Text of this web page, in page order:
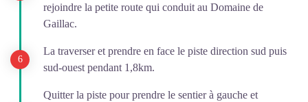
rejoindre la petite route qui conduit au Domaine de
Gaillac.
La traverser et prendre en face le piste direction sud puis
sud-ouest pendant 1,8km.
Quitter la piste pour prendre le sentier à gauche et